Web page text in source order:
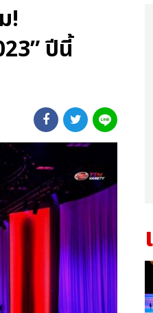
!
ปีนี้